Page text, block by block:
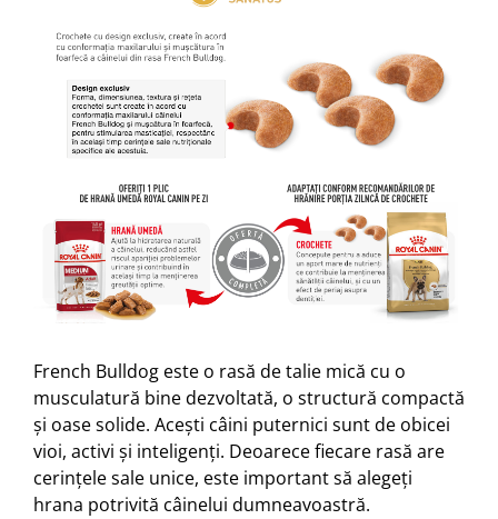
French Bulldog este o rasă de talie mică cu o
musculatură bine dezvoltată, o structură compactă
și oase solide. Acești câini puternici sunt de obicei
vioi, activi și inteligenți. Deoarece fiecare rasă are
cerințele sale unice, este important să alegeți
hrana potrivită câinelui dumneavoastră.